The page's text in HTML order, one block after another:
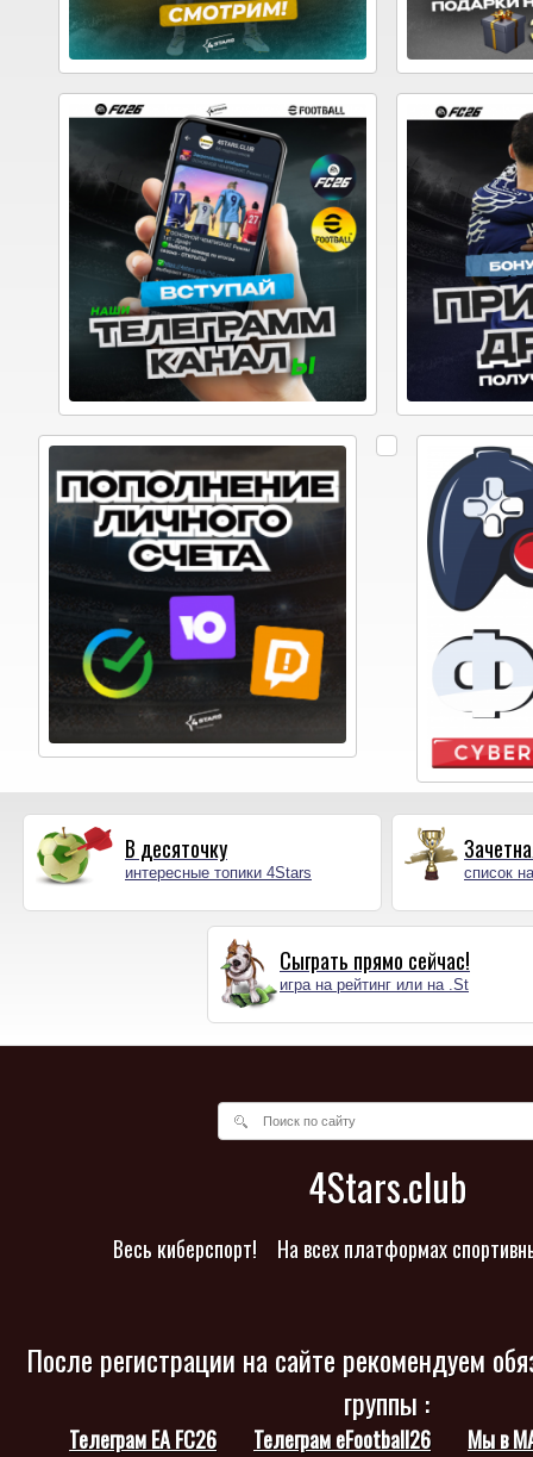
В десяточку
интересные топики 4Stars список
Сыграть прямо сейчас!
игра на рейтинг или на .St
4Stars.club
Весь киберспорт! На всех платформах
После регистрации на сайте рекомендуем
группы :
Телеграм EA FC26 Телеграм eFootball26 Мы в